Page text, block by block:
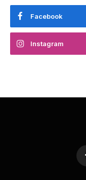
Facebook
Instagram